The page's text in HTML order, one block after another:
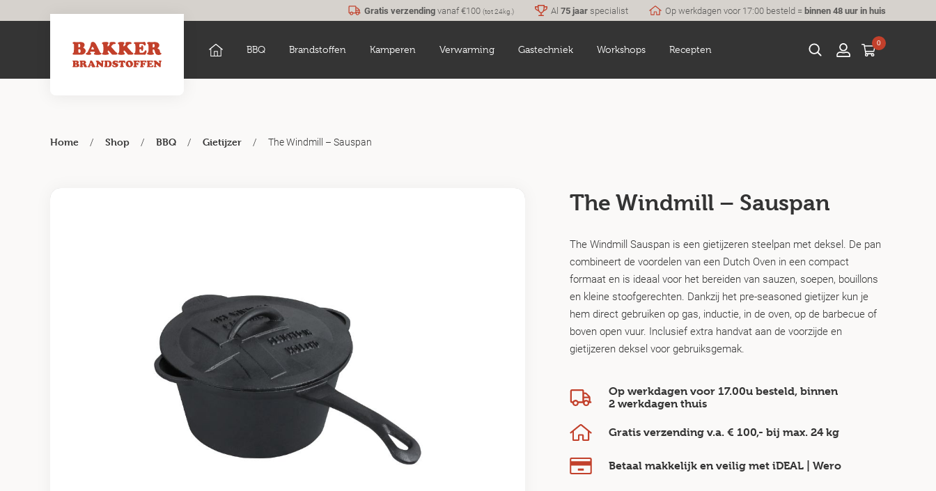
Gratis verzendingvanaf €100 (tot 24kg.) Al 75 jaarspecialist Op werkdagen voor 17:00 besteld =binnen 48 uur in huis
BBQ Brandstoffen Kamperen Verwarming Gastechniek Workshops Recepten
0
Home / Shop / BBQ / Gietijzer / The Windmill – Sauspan
The Windmill – Sauspan
The Windmill Sauspan is een gietijzeren steelpan met deksel. De pan
combineert de voordelen van een Dutch Oven in een compact
formaat en is ideaal voor het bereiden van sauzen, soepen, bouillons
en kleine stoofgerechten. Dankzij het pre-seasoned gietijzer kun je
hem direct gebruiken op gas, inductie, in de oven, op de barbecue of
boven open vuur. Inclusief extra handvat aan de voorzijde en
gietijzeren deksel voor gebruiksgemak.
Op werkdagen voor 17.00u besteld, binnen
2 werkdagenthuis
Gratis verzending v.a. € 100,- bij max. 24 kg
Betaal makkelijk en veilig met iDEAL | Wero